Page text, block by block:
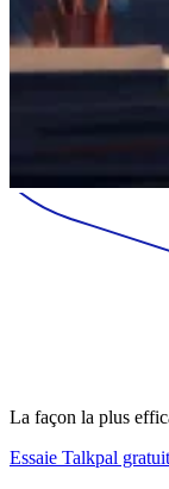
La façon la plus
Essaie Talkpal